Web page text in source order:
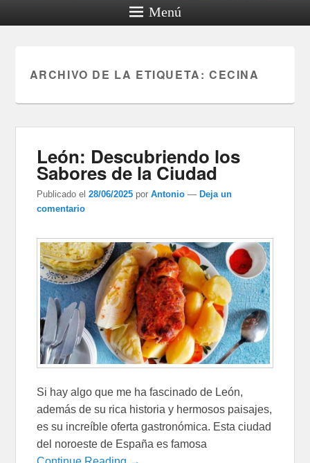
Menú
ARCHIVO DE LA ETIQUETA: CECINA
León: Descubriendo los
Sabores de la Ciudad
Publicado el 28/06/2025 porAntonio — Deja un
comentario
Si hay algo que me ha fascinado de León,
además de su rica historia y hermosos paisajes,
es su increíble oferta gastronómica. Esta ciudad
del noroeste de España es famosa